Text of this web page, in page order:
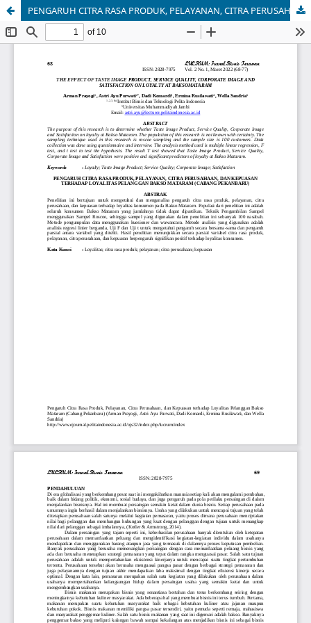
PENGARUH CITRA RASA PRODUK, PELAYANAN, CITRA PERUSAHAAN, DAN KEPUASAN TERHADAP LOYALITAS PELANGGAN BAKSO MATARAM (CABANG PEKANBARU)